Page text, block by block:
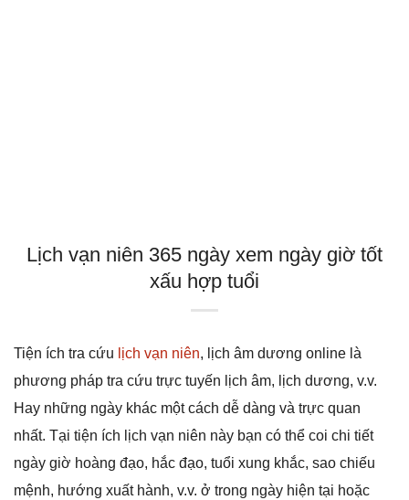
Lịch vạn niên 365 ngày xem ngày giờ tốt
xấu hợp tuổi
Tiện ích tra cứu lịch vạn niên, lịch âm dương online là
phương pháp tra cứu trực tuyến lịch âm, lịch dương, v.v.
Hay những ngày khác một cách dễ dàng và trực quan
nhất. Tại tiện ích lịch vạn niên này bạn có thể coi chi tiết
ngày giờ hoàng đạo, hắc đạo, tuổi xung khắc, sao chiếu
mệnh, hướng xuất hành, v.v. ở trong ngày hiện tại hoặc